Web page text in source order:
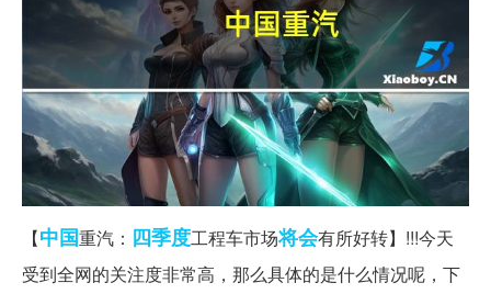
【中国重汽： 四季度工程车市场将会有所好转】!!!今天
受到全网的关注度非常高，那么具体的是什么情况呢，下